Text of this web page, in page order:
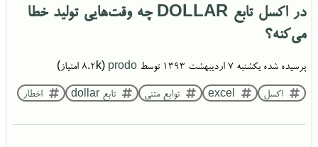
در اکسل تابع DOLLAR چه وقت‌هایی تولید خطا
می‌کنه؟
پرسیده شده یکشنبه ۷ اردیبهشت ۱۳۹۳ توسط prodo
(
8.2k امتیاز)
اکسل excel توابع متنی تابع dollar اخطار